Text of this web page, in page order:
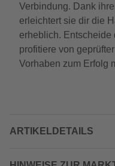
Verbindung. Dank
erleichtert sie dir die
erheblich. Entscheide
profitiere von
Vorhaben zum Erfolg
ARTIKELDETAILS